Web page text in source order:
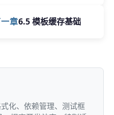
章6.5 模板缓存基础
化、依赖管理、测试框